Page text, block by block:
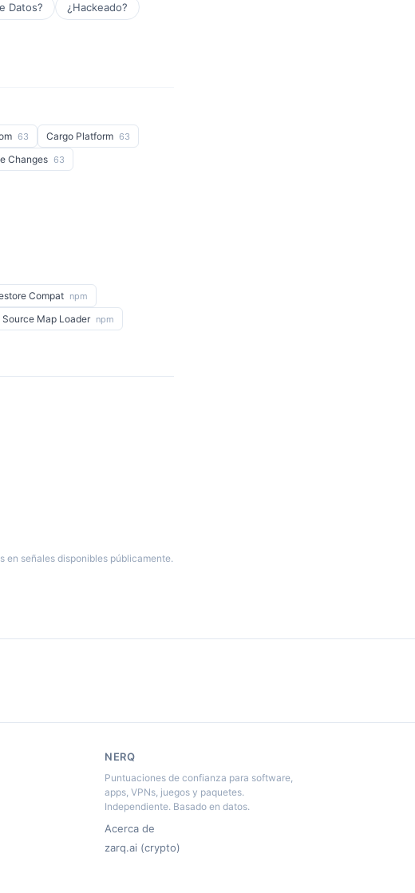
Datos? ¿Hackeado?
63 Cargo Platform 63
Changes 63
Compat npm
Source Map Loader npm
en señales disponibles públicamente.
NERQ
Puntuaciones de confianza para software,
apps, VPNs, juegos y paquetes.
Independiente. Basado en datos.
Acerca de
zarq.ai (crypto)